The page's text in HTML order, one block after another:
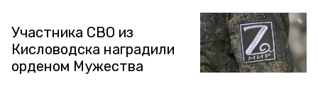
Участника СВО из
Кисловодска наградили
орденом Мужества